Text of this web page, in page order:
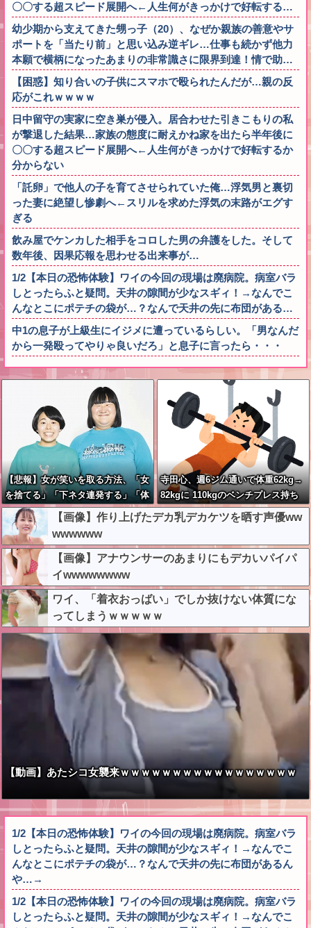
〇〇する超スピード展開へ←人生何がきっかけで好転する…
幼少期から支えてきた甥っ子（20）、なぜか親族の善意やサ
ポートを「当たり前」と思い込み逆ギレ…仕事も続かず他力
本願で横柄になったあまりの非常識さに限界到達！情で助…
【困惑】知り合いの子供にスマホで殴られたんだが…親の反
応がこれｗｗｗｗ
日中留守の実家に空き巣が侵入。居合わせた引きこもりの私
が撃退した結果…家族の態度に耐えかね家を出たら半年後に
〇〇する超スピード展開へ←人生何がきっかけで好転するか
分からない
「託卵」で他人の子を育てさせられていた俺…浮気男と裏切
った妻に絶望し惨劇へ←スリルを求めた浮気の末路がエグす
ぎる
飲み屋でケンカした相手をコロした男の弁護をした。そして
数年後、因果応報を思わせる出来事が…
1/2【本日の恐怖体験】ワイの今回の現場は廃病院。病室バラ
しとったらふと疑問。天井の隙間が少なスギィ！→なんでこ
んなとこにポテチの袋が…？なんで天井の先に布団がある…
中1の息子が上級生にイジメに遭っているらしい。「男なんだ
から一発殴ってやりゃ良いだろ」と息子に言ったら・・・
【悲報】女が笑いを取る方法、「女
を捨てる」「下ネタ連発する」「体
を張る」しかないｗｗｗｗｗ
寺田心、週6ジム通いで体重62kg→
82kgに 110kgのベンチプレス持ち
上げる姿披露
【画像】作り上げたデカ乳デカケツを晒す声優ww
wwwwww
【画像】アナウンサーのあまりにもデカいパイパ
イwwwwwwww
ワイ、「着衣おっばい」でしか抜けない体質にな
ってしまうｗｗｗｗｗ
【動画】あたシコ女襲来ｗｗｗｗｗｗｗｗｗｗｗｗｗｗｗｗｗ
1/2【本日の恐怖体験】ワイの今回の現場は廃病院。病室バラ
しとったらふと疑問。天井の隙間が少なスギィ！→なんでこ
んなとこにポテチの袋が…？なんで天井の先に布団があるん
や…→
1/2【本日の恐怖体験】ワイの今回の現場は廃病院。病室バラ
しとったらふと疑問。天井の隙間が少なスギィ！→なんでこ